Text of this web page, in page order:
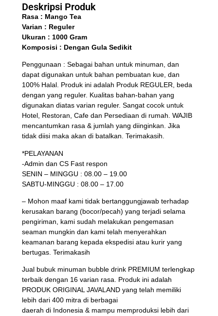
Deskripsi Produk
Rasa : Mango Tea
Varian : Reguler
Ukuran : 1000 Gram
Komposisi : Dengan Gula Sedikit
Penggunaan : Sebagai bahan untuk minuman, dan
dapat digunakan untuk bahan pembuatan kue, dan
100% Halal. Produk ini adalah Produk REGULER, beda
dengan yang reguler. Kualitas bahan-bahan yang
digunakan diatas varian reguler. Sangat cocok untuk
Hotel, Restoran, Cafe dan Persediaan di rumah. WAJIB
mencantumkan rasa & jumlah yang diinginkan. Jika
tidak diisi maka akan di batalkan. Terimakasih.
*PELAYANAN
-Admin dan CS Fast respon
SENIN – MINGGU : 08.00 – 19.00
SABTU-MINGGU : 08.00 – 17.00
– Mohon maaf kami tidak bertanggungjawab terhadap
kerusakan barang (bocor/pecah) yang terjadi selama
pengiriman, kami sudah melakukan pengemasan
seaman mungkin dan kami telah menyerahkan
keamanan barang kepada ekspedisi atau kurir yang
bertugas. Terimakasih
Jual bubuk minuman bubble drink PREMIUM terlengkap
terbaik dengan 16 varian rasa. Produk ini adalah
PRODUK ORIGINAL JAVALAND yang telah memiliki
lebih dari 400 mitra di berbagai
daerah di Indonesia & mampu memproduksi lebih dari